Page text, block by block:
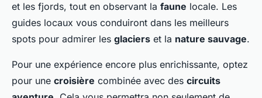
et les fjords, tout en observant la faune locale. Les
guides locaux vous conduiront dans les meilleurs
spots pour admirer les glaciers et la nature sauvage.
Pour une expérience encore plus enrichissante, optez
pour une croisière combinée avec des circuits